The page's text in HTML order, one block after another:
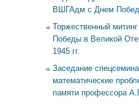
ВШГАдм с Днем
Торжественный
Победы в Великой
1945 гг.
Заседание
математические
памяти профессора